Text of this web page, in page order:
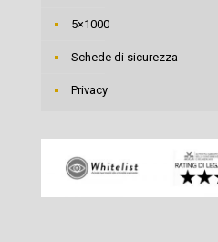
5×1000
Schede di sicurezza
Privacy